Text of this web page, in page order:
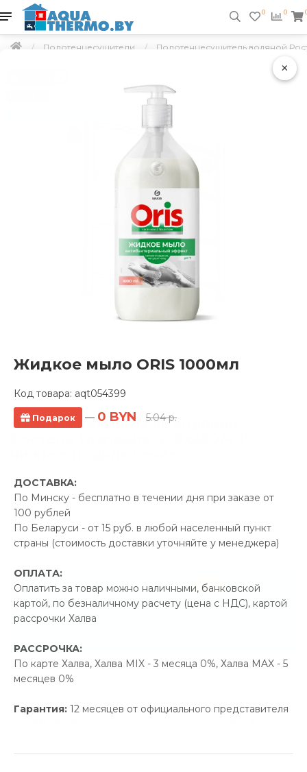
×
Жидкое мыло ORIS 1000мл
Код товара: aqt054399
Подарок — 0 BYN 5.04 р.
ДОСТАВКА:
По Минску - бесплатно в течении дня при заказе от
100 рублей
По Беларуси - от 15 руб. в любой населенный пункт
страны (стоимость доставки уточняйте у менеджера)
ОПЛАТА:
Оплатить за товар можно наличными, банковской
картой, по безналичному расчету (цена с НДС), картой
рассрочки Халва
РАССРОЧКА:
По карте Халва, Халва MIX - 3 месяца 0%, Халва MAX - 5
месяцев 0%
Гарантия: 12 месяцев от официального представителя
0 0
Полотенцесушители Полотенцесушитель водяной
Полотенцесушитель водяной
Производитель:
Код Товара: qprod_50777
ПРОМОКОД "ЛЕТО" -5%
Экономия14.04 р.
В наличии
Новая цена Старая цена Экономия